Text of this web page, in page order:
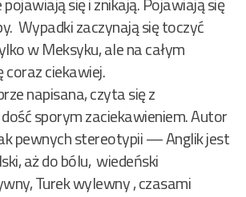
Wypadki zaczynają się toczyć
w Meksyku, ale na całym
coraz ciekawiej.
napisana, czyta się z
sporym zaciekawieniem. Autor
pewnych stereotypii — Anglik jest
aż do bólu, wiedeński
Turek wylewny , czasami